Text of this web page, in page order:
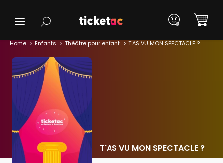
Home Enfants Théâtre pour enfant T'AS VU MON SPECTACLE ?
T'AS VU MON SPECTACLE ?